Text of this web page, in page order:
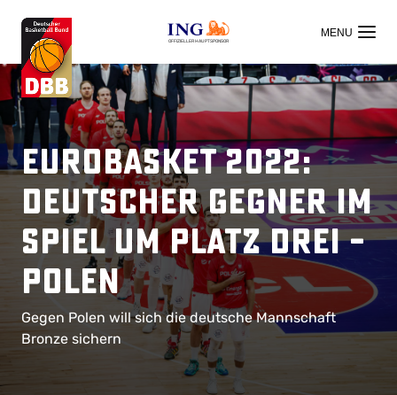
OFFIZIELLER HAUPTSPONSOR
EuroBasket 2022:
Deutscher Gegner im
Spiel um Platz drei –
Polen
Gegen Polen will sich die deutsche Mannschaft
Bronze sichern